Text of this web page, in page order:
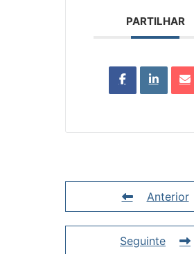
PARTILHAR
Anterior
Seguinte